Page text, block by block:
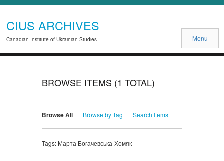
CIUS ARCHIVES
Canadian Institute of Ukrainian Studies Menu
BROWSE ITEMS (1 TOTAL)
Browse All Browse by Tag Search Items
Tags: Марта Богачевська-Хомяк